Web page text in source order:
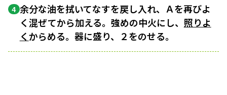
4 余分な油を拭いてなすを戻し入れ、Ａを再びよ
く混ぜてから加える。強めの中火にし、 照りよ
くからめる。器に盛り、２をのせる。